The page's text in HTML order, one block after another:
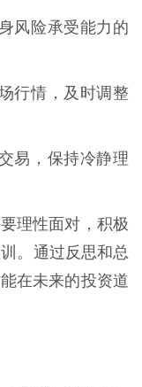
风险承受能力的
行情，及时调整
易，保持冷静理
理性面对，积极
。通过反思和总
在未来的投资道